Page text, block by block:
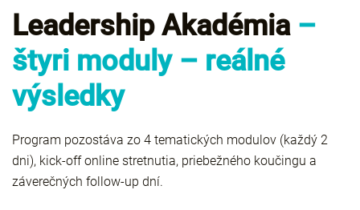
Leadership Akadémia –
štyri moduly – reálné
výsledky
Program pozostáva zo 4 tematických modulov (každý 2
dni), kick-off online stretnutia, priebežného koučingu a
záverečných follow-up dní.